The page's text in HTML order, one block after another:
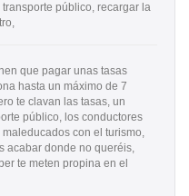
público, recargar la
que pagar unas tasas
hasta un máximo de 7
te clavan las tasas, un
público, los conductores
con el turismo,
acabar donde no queréis,
te meten propina en el